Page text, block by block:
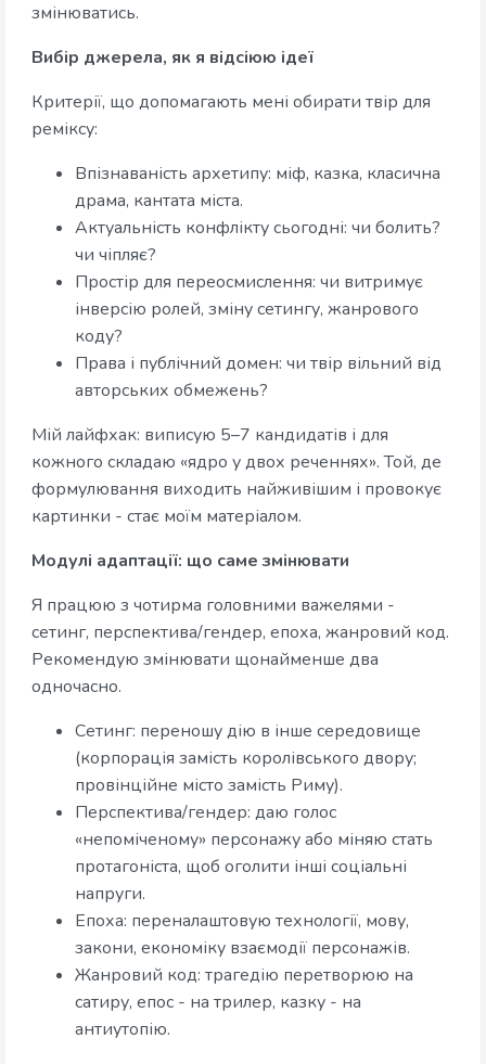
змінюватись.
Вибір джерела, як я відсіюю ідеї
Критерії, що допомагають мені обирати твір для
реміксу:
Впізнаваність архетипу: міф, казка, класична
драма, кантата міста.
Актуальність конфлікту сьогодні: чи болить?
чи чіпляє?
Простір для переосмислення: чи витримує
інверсію ролей, зміну сетингу, жанрового
коду?
Права і публічний домен: чи твір вільний від
авторських обмежень?
Мій лайфхак: виписую 5–7 кандидатів і для
кожного складаю «ядро у двох реченнях». Той, де
формулювання виходить найживішим і провокує
картинки - стає моїм матеріалом.
Модулі адаптації: що саме змінювати
Я працюю з чотирма головними важелями -
сетинг, перспектива/гендер, епоха, жанровий код.
Рекомендую змінювати щонайменше два
одночасно.
Сетинг: переношу дію в інше середовище
(корпорація замість королівського двору;
провінційне місто замість Риму).
Перспектива/гендер: даю голос
«непоміченому» персонажу або міняю стать
протагоніста, щоб оголити інші соціальні
напруги.
Епоха: переналаштовую технології, мову,
закони, економіку взаємодії персонажів.
Жанровий код: трагедію перетворюю на
сатиру, епос - на трилер, казку - на
антиутопію.